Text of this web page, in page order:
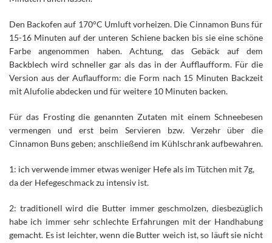
Den Backofen auf 170°C Umluft vorheizen. Die Cinnamon Buns für
15-16 Minuten auf der unteren Schiene backen bis sie eine schöne
Farbe angenommen haben. Achtung, das Gebäck auf dem
Backblech wird schneller gar als das in der Aufflaufform. Für die
Version aus der Auflaufform: die Form nach 15 Minuten Backzeit
mit Alufolie abdecken und für weitere 10 Minuten backen.
Für das Frosting die genannten Zutaten mit einem Schneebesen
vermengen und erst beim Servieren bzw. Verzehr über die
Cinnamon Buns geben; anschließend im Kühlschrank aufbewahren.
1: ich verwende immer etwas weniger Hefe als im Tütchen mit 7g,
da der Hefegeschmack zu intensiv ist.
2: traditionell wird die Butter immer geschmolzen, diesbezüglich
habe ich immer sehr schlechte Erfahrungen mit der Handhabung
gemacht. Es ist leichter, wenn die Butter weich ist, so läuft sie nicht